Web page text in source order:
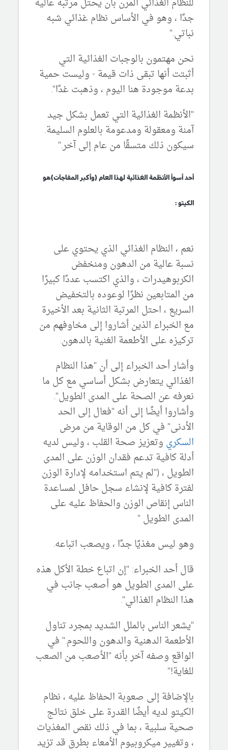
جدًا ، وهو في الأساس نظام غذائي شبه
نباتي."
نحن مهتمون بالوجبات الغذائية التي
أثبتت أنها تبقى ذات قيمة - وليست حمية
بدعة موجودة هنا اليوم ، وذهبت غدًا".
"الأنظمة الغذائية التي تعمل بشكل جيد
آمنة ومعقولة ومدعومة بالعلوم السليمة.
سيكون ذلك متسقًا من عام إلى آخر."
أحد أسوأ الأنظمة الغذائية لهذا العام (وأكبر المفاجآت)هو
الكيتو :
نعم ، النظام الغذائي الذي يحتوي على
نسبة عالية من الدهون ومنخفض
الكربوهيدرات ، والذي اكتسب عددًا كبيرًا
من المتابعين نظرًا لوعوده بالتخفيض
السريع ، احتل المرتبة الثانية بعد الأخيرة
مع الخبراء الذين أشاروا إلى مخاوفهم من
تركيزه على الأطعمة الغنية بالدهون.
وأشار أحد الخبراء إلى أن "هذا النظام
الغذائي يتعارض بشكل أساسي مع كل ما
نعرفه عن الصحة على المدى الطويل".
وأشاروا أيضًا إلى أنه "فعال إلى الحد
الأدنى" في كل من الوقاية من مرض
السكري وتعزيز صحة القلب ، وليس لديه
أدلة كافية تدعم فقدان الوزن على المدى
الطويل ، ("لم يتم استخدامه لإدارة الوزن
لفترة كافية لإنشاء سجل حافل لمساعدة
الناس إنقاص الوزن والحفاظ عليه على
المدى الطويل "
وهو ليس مغذيًا جدًا ، ويصعب اتباعه.
قال أحد الخبراء: "إن اتباع خطة الأكل هذه
على المدى الطويل هو أصعب جانب في
هذا النظام الغذائي".
"يشعر الناس بالملل الشديد بمجرد تناول
الأطعمة الدهنية والدهون واللحوم." في
الواقع وصفه آخر بأنه "الأصعب من الصعب
للغاية!"
بالإضافة إلى صعوبة الحفاظ عليه ، نظام
الكيتو لديه أيضًا القدرة على خلق نتائج
صحية سلبية ، بما في ذلك نقص المغذيات
، وتغيير ميكروبيوم الأمعاء بطرق قد تزيد